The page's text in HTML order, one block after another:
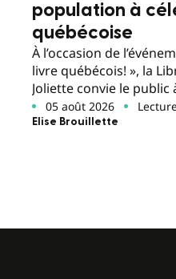
population à
québécoise
À l’occasion de
livre québécois! », la
Joliette convie le public
05 août 2026
Elise Brouillette